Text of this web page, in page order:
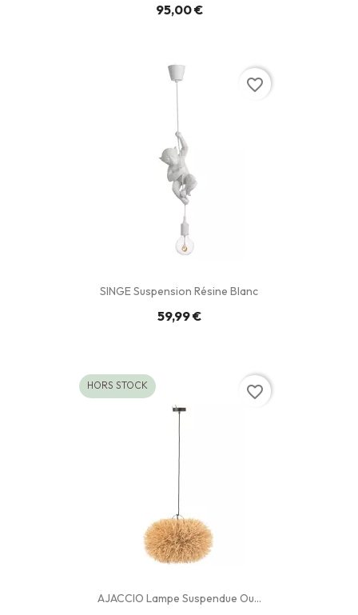
95,00 €
SINGE Suspension Résine Blanc
59,99 €
favorite_border
AJACCIO Lampe Suspendue Ou...
HORS STOCK favorite_border